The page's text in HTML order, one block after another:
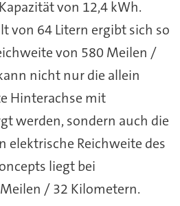
von 12,4 kWh.
von 64 Litern ergibt sich so
von 580 Meilen /
nicht nur die allein
Hinterachse mit
werden, sondern auch die
elektrische Reichweite des
liegt bei
/ 32 Kilometern.